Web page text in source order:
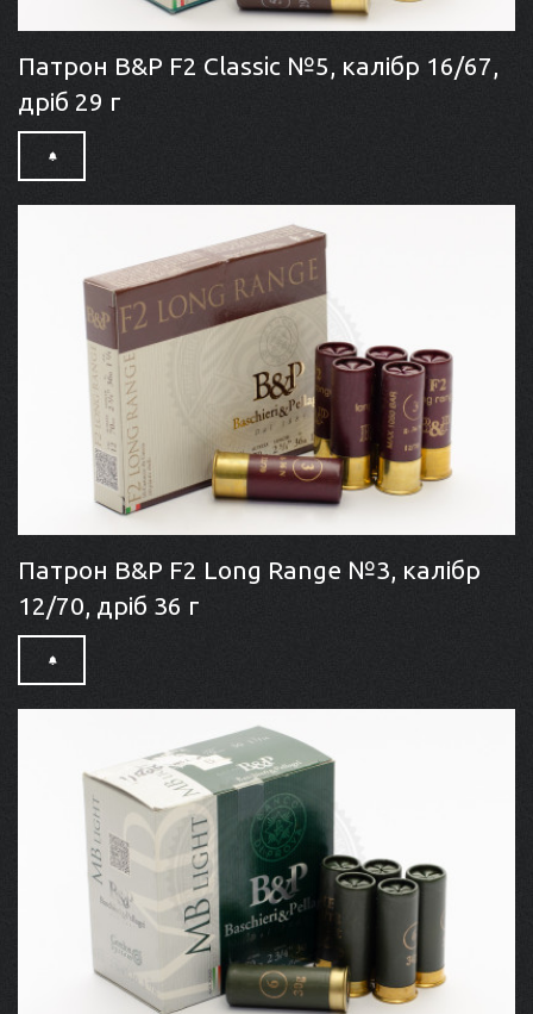
Патрон B&P F2 Classic №5, калібр 16/67,
дріб 29 г
Патрон B&P F2 Long Range №3, калібр
12/70, дріб 36 г